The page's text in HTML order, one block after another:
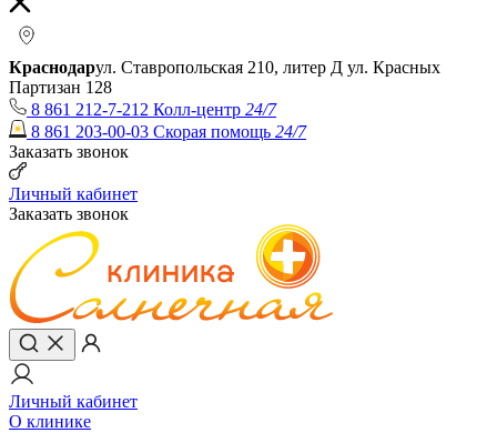
Краснодарул. Ставропольская 210, литер Д ул. Красных
Партизан 128
8 861 212-7-212 Колл-центр 24/7
8 861 203-00-03 Скорая помощь 24/7
Заказать звонок
Личный кабинет
Заказать звонок
Личный кабинет
О клинике